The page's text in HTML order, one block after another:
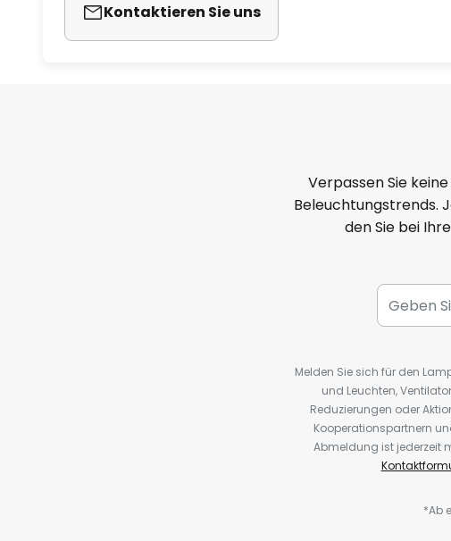
Kontaktieren Sie uns
Verpassen Sie
Beleuchtungstrends.
den Sie bei
Melden Sie sich für den
und Leuchten,
Reduzierungen oder
Kooperationspartnern
Abmeldung ist jederzeit
*Ab